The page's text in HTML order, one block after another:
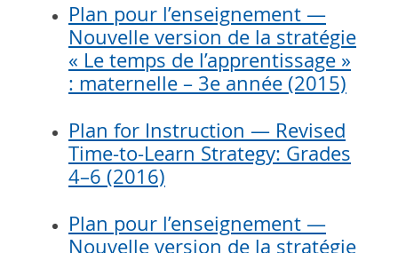
Plan pour l’enseignement —
Nouvelle version de la stratégie
« Le temps de l’apprentissage »
: maternelle – 3e année (2015)
Plan for Instruction — Revised
Time-to-Learn Strategy: Grades
4–6 (2016)
Plan pour l’enseignement —
Nouvelle version de la stratégie